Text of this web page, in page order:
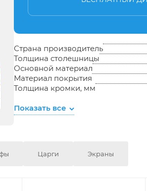
Страна производитель
Толщина столешницы
Основной материал
Материал покрытия
Толщина кромки, мм
Показать все
Царги Экраны